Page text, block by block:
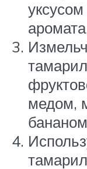
медом,